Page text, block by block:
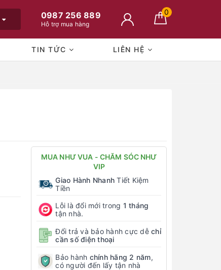
0987 256 889
Hỗ trợ mua hàng
0
TIN TỨC LIÊN HỆ
MUA NHƯ VUA - CHĂM SÓC NHƯ
VIP
Giao Hành Nhanh Tiết Kiệm
Tiền
Lỗi là đổi mới trong 1 tháng
tận nhà.
Đổi trả và bảo hành cực dễchỉ
cần số điện thoại
Bảo hành chính hãng 2 năm,
có người đến lấy tận nhà